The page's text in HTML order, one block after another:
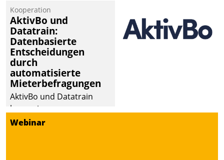
operativen
Instandhaltung in die
SAP-Systemlandschaft
deutscher
Wohnungsunternehmen
– und beschleunigt damit
den Weg vom
Mieteranliegen zum
Dienstleisterauftrag.
Kooperation
AktivBo und
Datatrain:
Datenbasierte
Entscheidungen
durch
automatisierte
Mieterbefragungen
AktivBo und Datatrain
kooperieren –
Immobilienunternehmen
Webinar